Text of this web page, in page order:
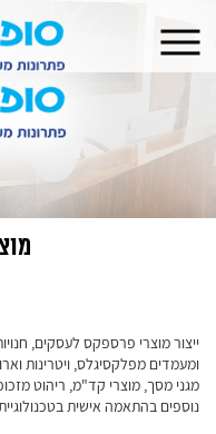
ייצור מוצרי פרספקס לעסקים,
ומעמדים מפלקסיגלס, ויטרינות
מגני מסך, מוצרי קד"מ, ריהוט
נוספים בהתאמה אישית